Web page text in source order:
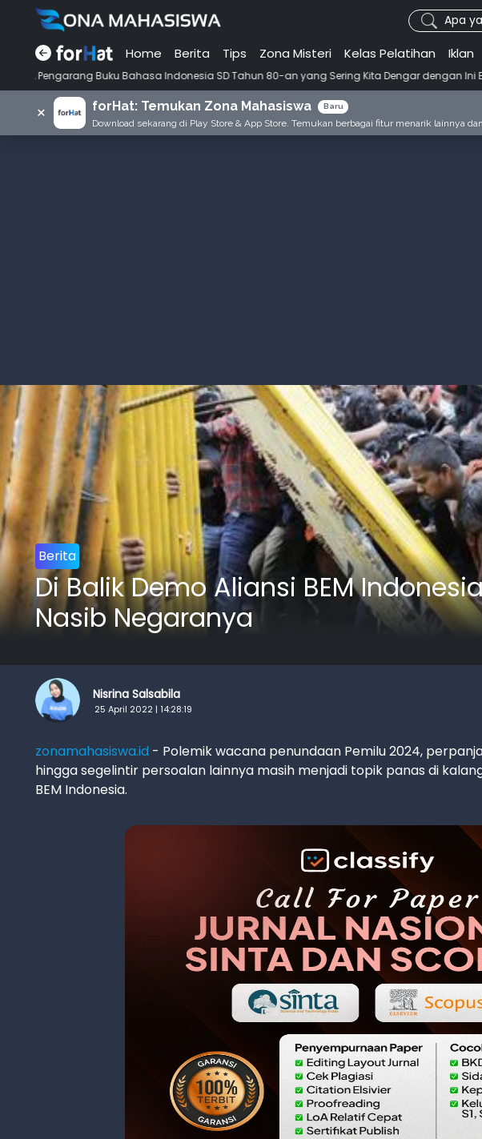
Apa
Home Berita Tips Zona Misteri Kelas Pelatihan Iklan
Buku Bahasa Indonesia SD Tahun 80-an yang Sering Kita Dengar dengan Ini Budi, Ini Bapak
× forHat: Temukan Zona Mahasiswa Baru
Download sekarang di Play Store & App Store. Temukan berbagai fitur menarik lainnya
Berita
Di Balik Demo Aliansi BEM
Nasib Negaranya
Nisrina Salsabila
25 April 2022 | 14:28:19
zonamahasiswa.id - Polemik wacana penundaan Pemilu 2024,
hingga segelintir persoalan lainnya masih menjadi topik panas di
BEM Indonesia.